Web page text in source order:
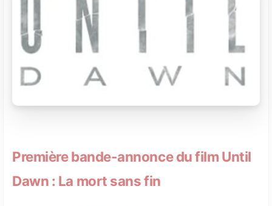
Première bande-annonce du film Until
Dawn : La mort sans fin